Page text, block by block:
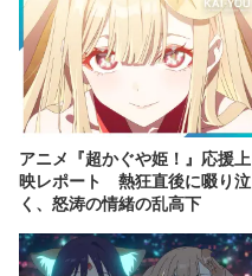
アニメ『超かぐや姫！』応援上
映レポート 熱狂直後に啜り泣
く、怒涛の情緒の乱高下